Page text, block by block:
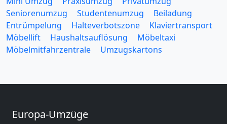
Seniorenumzug
Studentenumzug
Beiladung
Entrümpelung
Halteverbotszone
Klaviertransport
Möbellift
Haushaltsauflösung
Möbeltaxi
Möbelmitfahrzentrale
Umzugskartons
Europa-Umzüge